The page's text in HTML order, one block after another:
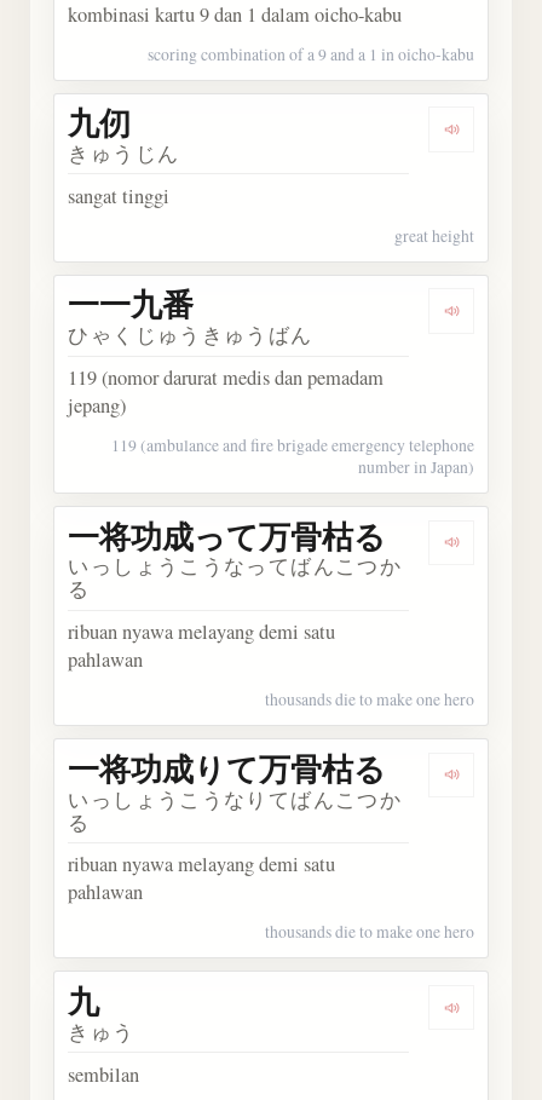
kombinasi kartu 9 dan 1 dalam oicho-kabu
scoring combination of a 9 and a 1 in oicho-kabu
Dengarkan
九仞
きゅうじん
sangat tinggi
great height
一一九番
ひゃくじゅうきゅうばん
119 (nomor darurat medis dan pemadam
jepang)
119 (ambulance and fire brigade emergency telephone
number in Japan)
一将功成って万骨枯る
いっしょうこうなってばんこつか
る
ribuan nyawa melayang demi satu
pahlawan
thousands die to make one hero
一将功成りて万骨枯る
いっしょうこうなりてばんこつか
る
ribuan nyawa melayang demi satu
pahlawan
thousands die to make one hero
Dengarkan
九
きゅう
sembilan